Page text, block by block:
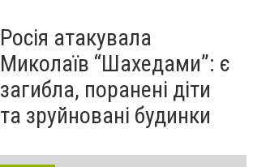
Росія атакувала
Миколаїв “Шахедами”: є
загибла, поранені діти
та зруйновані будинки